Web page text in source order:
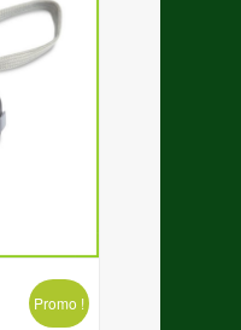
Promo !